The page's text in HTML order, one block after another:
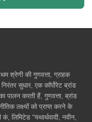
श्रेणी की गुणवत्ता, ग्राहक
सुधार, एक कॉर्पोरेट ब्रांड
पालन करती हैं, गुणवत्ता, ब्रांड
लक्ष्यों को प्राप्त करने के
कं, लिमिटेड "यथार्थवादी, नवीन,